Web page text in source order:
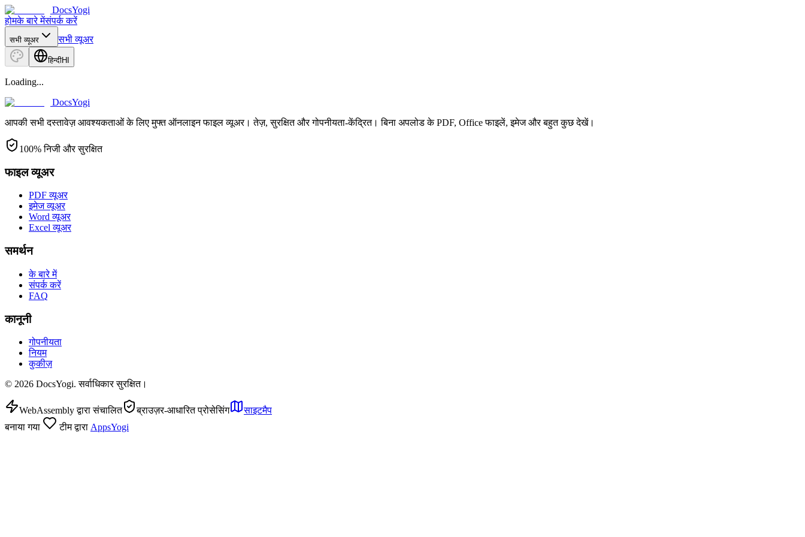
DocsYogi
होमके बारे मेंसंपर्क करें
सभी व्यूअर सभी व्यूअर
हिन्दीHI
Loading...
DocsYogi
आपकी सभी दस्तावेज़ आवश्यकताओं के लिए मुफ्त ऑनलाइन फाइल व्यूअर। तेज़, सुरक्षित और गोपनीयता-केंद्रित। बिना अपलोड के PDF, Office फाइलें, इमेज और बहुत कुछ देखें।
100% निजी और सुरक्षित
फाइल व्यूअर
PDF व्यूअर
इमेज व्यूअर
Word व्यूअर
Excel व्यूअर
समर्थन
के बारे में
संपर्क करें
FAQ
कानूनी
गोपनीयता
नियम
कुकीज़
© 2026 DocsYogi. सर्वाधिकार सुरक्षित।
WebAssembly द्वारा संचालित ब्राउज़र-आधारित प्रोसेसिंग
साइटमैप
बनाया गया
टीम द्वारा AppsYogi